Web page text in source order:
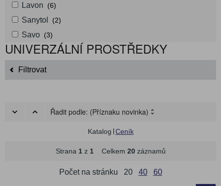
Lavon (6)
Sanytol (2)
Savo (3)
UNIVERZÁLNÍ PROSTŘEDKY
Filtrovat
Řadit podle: (Příznaku novinka)
Katalog Ceník
Strana 1z 1Celkem 20záznamů
Počet na stránku 20 40 60